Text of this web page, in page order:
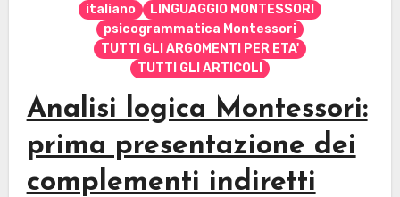
italiano
LINGUAGGIO MONTESSORI
psicogrammatica Montessori
TUTTI GLI ARGOMENTI PER ETA'
TUTTI GLI ARTICOLI
Analisi logica Montessori:
prima presentazione dei
complementi indiretti